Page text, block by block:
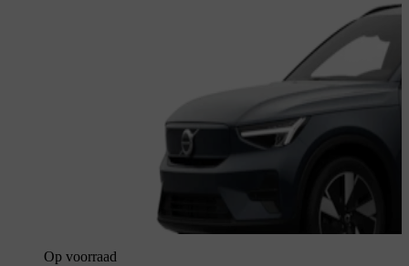
Op voorraad